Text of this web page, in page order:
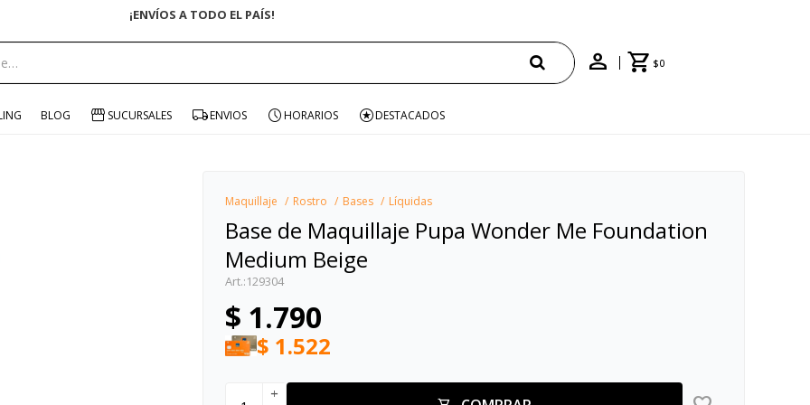
$0
BLOG SUCURSALES ENVIOS HORARIOS DESTACADOS
Maquillaje Rostro Bases Líquidas
Base de Maquillaje Pupa Wonder Me Foundation
Medium Beige
129304
$ 1.790
$ 1.522
add